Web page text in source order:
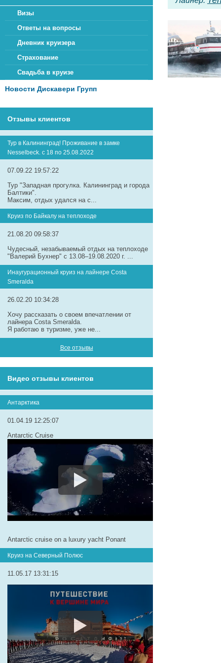
Визы
Ответы на вопросы
Дневник круизера
Страхование
Свадьба в круизе
Новости Дискавери Групп
Отзывы клиентов
Тур в Калининград! Проживание в замке
Nesselbeck. с 18 по 25.08.2022
07.09.22 19:57:22
Тур "Западная прогулка. Калининград и города
Балтики".
Максим, отдых удался на с...
Круиз по Байкалу на теплоходе
21.08.20 09:58:37
Чудесный, незабываемый отдых на теплоходе
"Валерий Бухнер" с 13.08–19.08.2020 г. ...
Инаугурационный круиз на лайнере Сosta
Smeralda
26.02.20 10:34:28
Хочу рассказать о своем впечатлении от
лайнера Costa Smeralda.
Я работаю в туризме, уже не...
Все отзывы
Видео отзывы клиентов
Антарктика
01.04.19 12:25:07
Antarctic Cruise
Antarctic cruise on a luxury yacht Ponant
Круиз на Северный Полюс
11.05.17 13:31:15